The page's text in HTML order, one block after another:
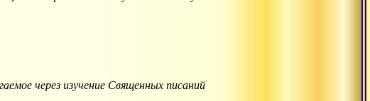
через изучение Священных писаний